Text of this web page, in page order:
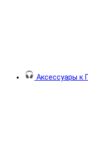
Аксессуары к